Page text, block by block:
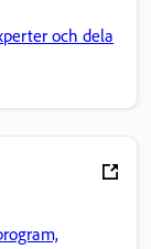
och dela